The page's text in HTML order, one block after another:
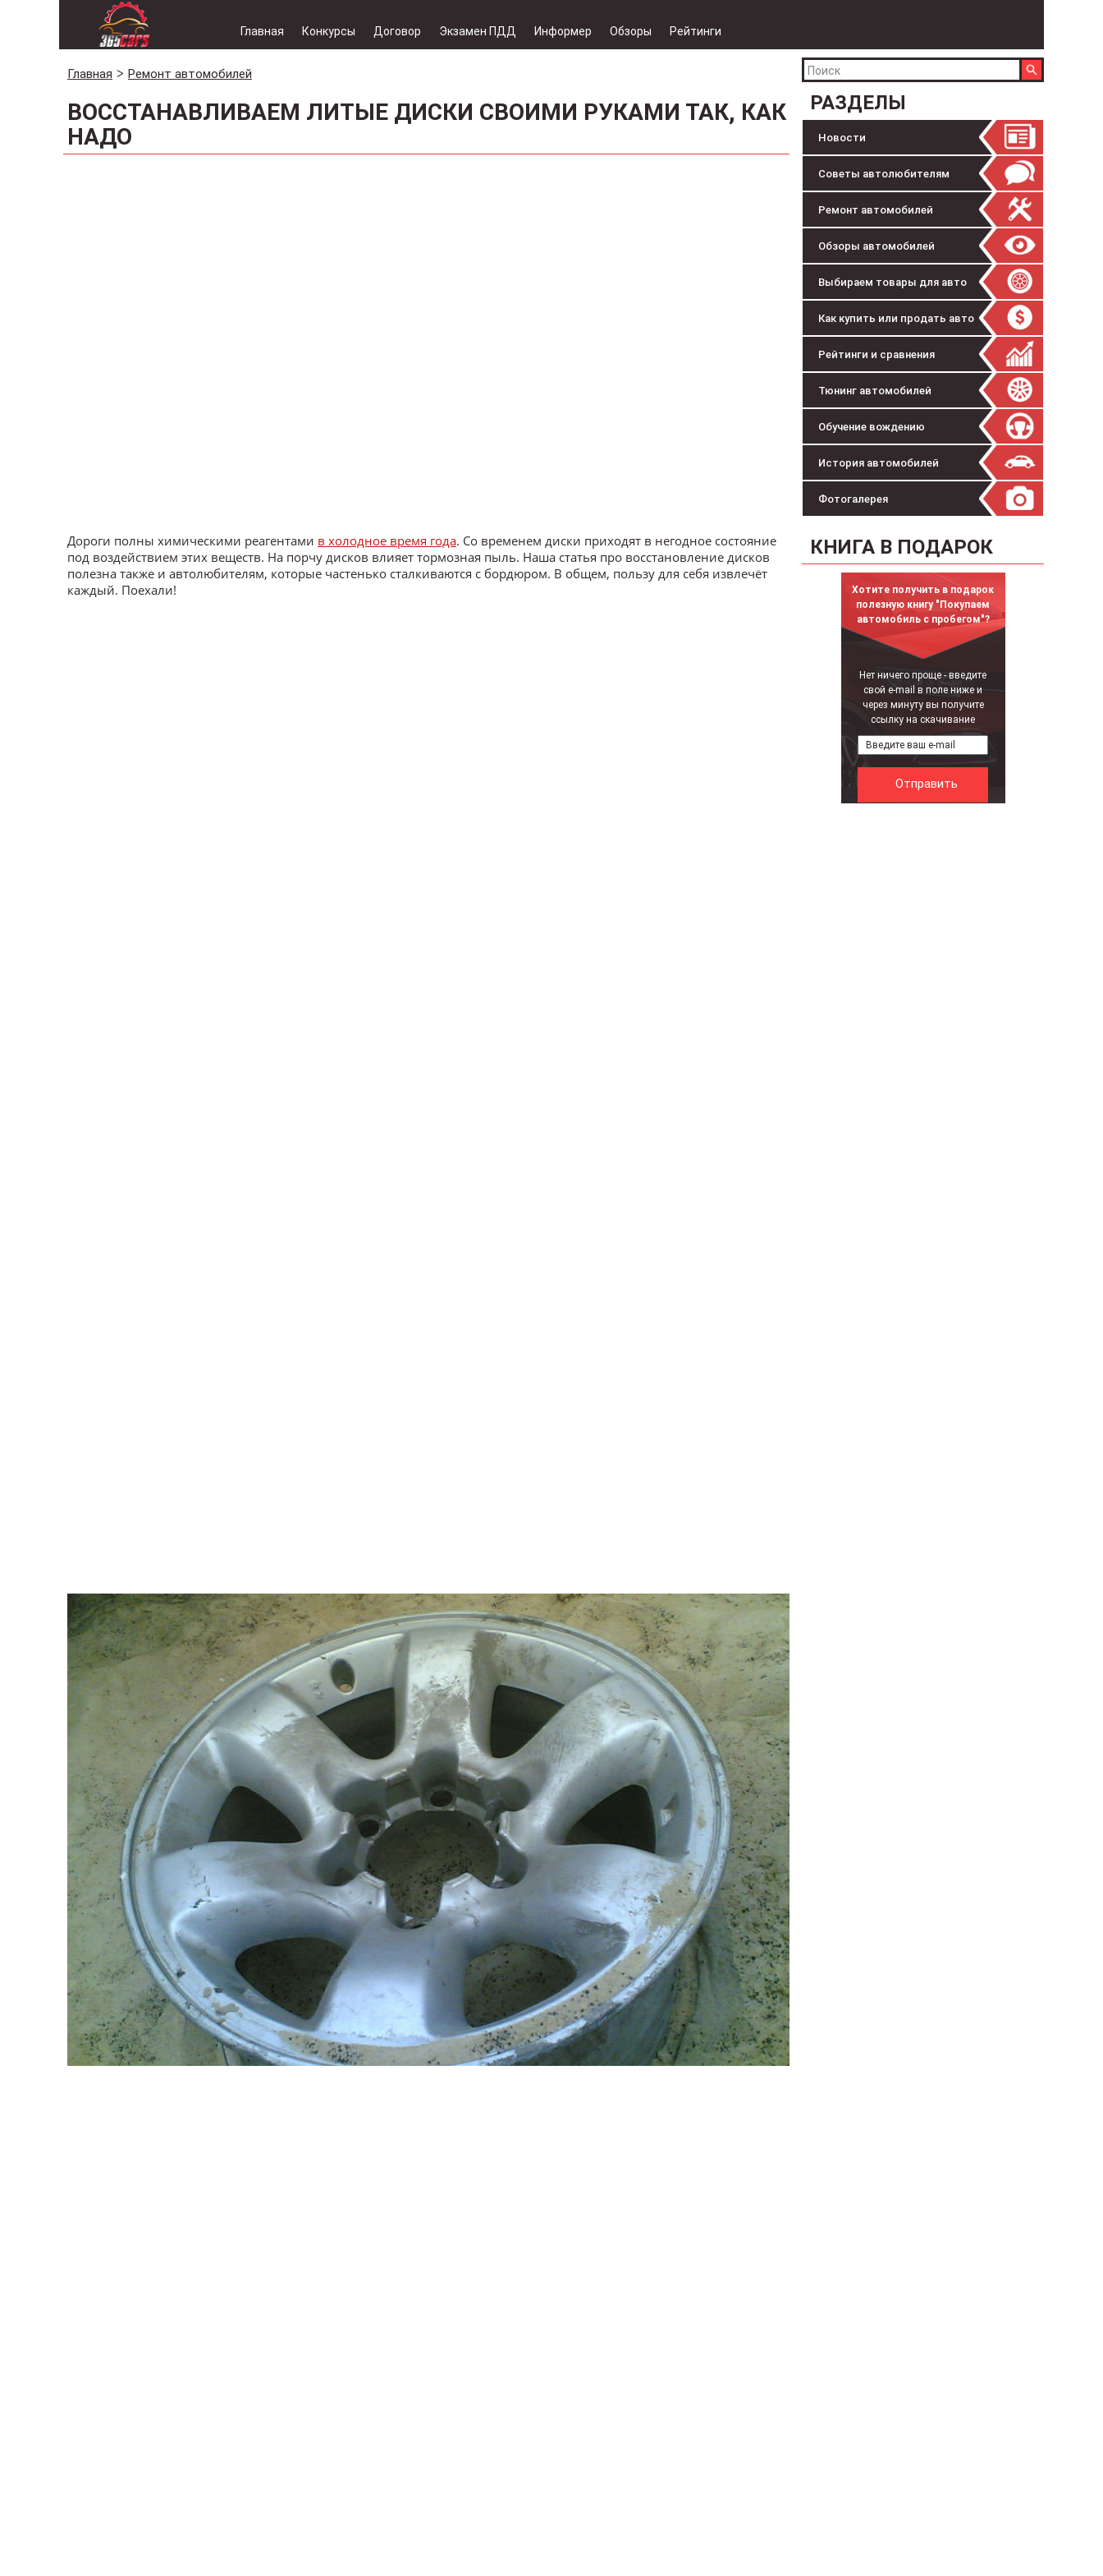
Главная Конкурсы Договор Экзамен ПДД Информер Обзоры Рейтинги
РАЗДЕЛЫ
Новости
Советы автолюбителям
Ремонт автомобилей
Обзоры автомобилей
Выбираем товары для авто
Как купить или продать авто
Рейтинги и сравнения
Тюнинг автомобилей
Обучение вождению
История автомобилей
Фотогалерея
КНИГА В ПОДАРОК
Хотите получить в подарок
полезную книгу "Покупаем
автомобиль с пробегом"?
Нет ничего проще - введите
свой e-mail в поле ниже и
через минуту вы получите
ссылку на скачивание
Главная Ремонт автомобилей
ВОССТАНАВЛИВАЕМ ЛИТЫЕ ДИСКИ СВОИМИ РУКАМИ ТАК, КАК
НАДО
Дороги полны химическими реагентами в холодное время года. Со временем диски приходят в негодное состояние
под воздействием этих веществ. На порчу дисков влияет тормозная пыль. Наша статья про восстановление дисков
полезна также и автолюбителям, которые частенько сталкиваются с бордюром. В общем, пользу для себя извлечёт
каждый. Поехали!